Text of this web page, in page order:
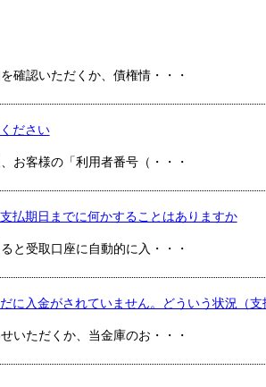
確認いただくか、債権情・・・
ださい
お客様の「利用者番号（・・・
払期日までに何かすることはありますか
と受取口座に自動的に入・・・
に入金がされていません。どういう状況（
いただくか、当金庫のお・・・